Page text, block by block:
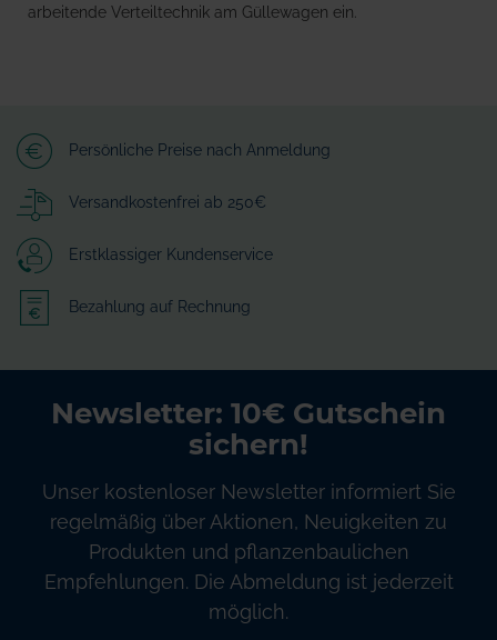
arbeitende Verteiltechnik am Güllewagen ein.
Persönliche Preise nach Anmeldung
Versandkostenfrei ab 250€
Erstklassiger Kundenservice
Bezahlung auf Rechnung
Newsletter: 10€ Gutschein
sichern!
Unser kostenloser Newsletter informiert Sie
regelmäßig über Aktionen, Neuigkeiten zu
Produkten und pflanzenbaulichen
Empfehlungen. Die Abmeldung ist jederzeit
möglich.